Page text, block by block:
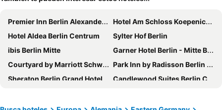
Premier Inn Berlin Alexanderplatz hotel
Hotel Am Schloss Koepenick Berlin by Golden Tulip
Hotel Aldea Berlin Centrum
Sylter Hof Berlin
ibis Berlin Mitte
Garner Hotel Berlin - Mitte By Ihg
Courtyard by Marriott Schwerin
Park Inn by Radisson Berlin Alexanderplatz
Sheraton Berlin Grand Hotel Esplanade
Candlewood Suites Berlin Charlottenburg
easyHotel Berlin Hackescher Markt
NH Collection Berlin Mitte am Checkpoint Charlie